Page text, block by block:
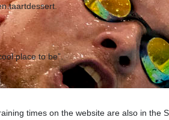
times on the website are also in the
taartdessert.
place to be”.